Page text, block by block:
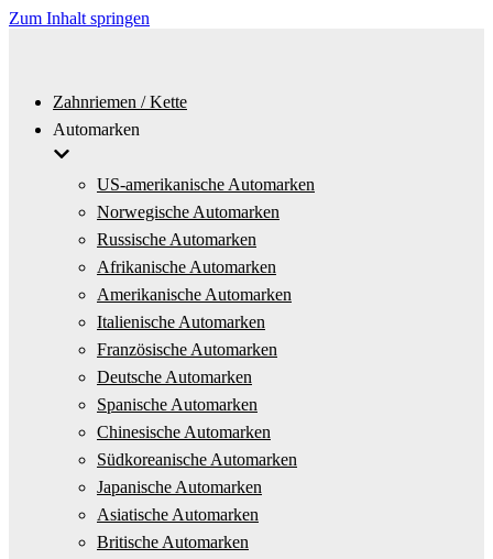
Zum Inhalt springen
Zahnriemen / Kette
Automarken
US-amerikanische Automarken
Norwegische Automarken
Russische Automarken
Afrikanische Automarken
Amerikanische Automarken
Italienische Automarken
Französische Automarken
Deutsche Automarken
Spanische Automarken
Chinesische Automarken
Südkoreanische Automarken
Japanische Automarken
Asiatische Automarken
Britische Automarken